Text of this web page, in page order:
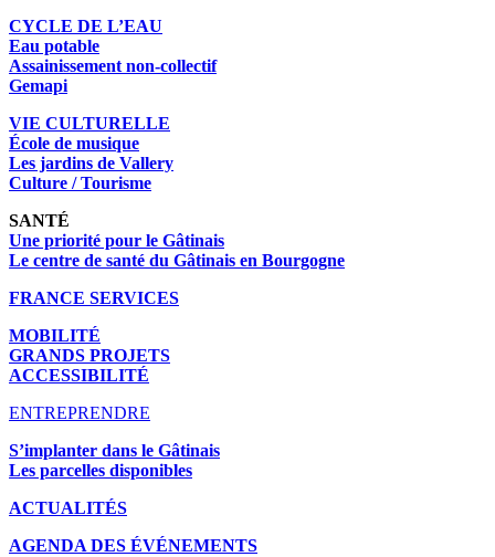
CYCLE DE L’EAU
Eau potable
Assainissement non-collectif
Gemapi
VIE CULTURELLE
École de musique
Les jardins de Vallery
Culture / Tourisme
SANTÉ
Une priorité pour le Gâtinais
Le centre de santé du Gâtinais en Bourgogne
FRANCE SERVICES
MOBILITÉ
GRANDS PROJETS
ACCESSIBILITÉ
ENTREPRENDRE
S’implanter dans le Gâtinais
Les parcelles disponibles
ACTUALITÉS
AGENDA DES ÉVÉNEMENTS